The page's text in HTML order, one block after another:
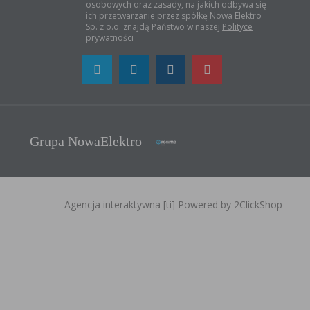
osobowych oraz zasady, na jakich odbywa się
ich przetwarzanie przez spółkę Nowa Elektro
Sp. z o.o. znajdą Państwo w naszej Polityce
prywatności
Grupa NowaElektro
Agencja interaktywna [ti] Powered by 2ClickShop